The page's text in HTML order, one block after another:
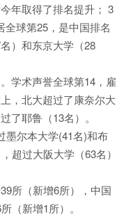
年取得了排名提升； 3
球第25，是中国排名
）和东京大学（28
学术声誉全球第14，雇
，北大超过了康奈尔大
了耶鲁（13名）。
墨尔本大学(41名)和布
超过大阪大学（63名）
所（新增6所），中国
（新增1所）。